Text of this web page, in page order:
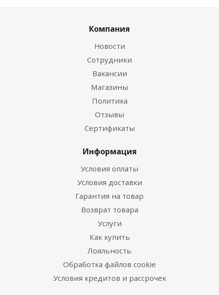
Компания
Новости
Сотрудники
Вакансии
Магазины
Политика
Отзывы
Сертификаты
Информация
Условия оплаты
Условия доставки
Гарантия на товар
Возврат товара
Услуги
Как купить
Лояльность
Обработка файлов cookie
Условия кредитов и рассрочек